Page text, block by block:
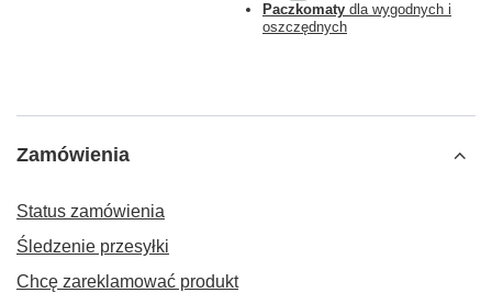
Paczkomaty dla wygodnych i
oszczędnych
Zamówienia
Status zamówienia
Śledzenie przesyłki
Chcę zareklamować produkt